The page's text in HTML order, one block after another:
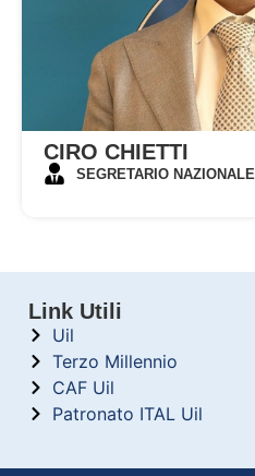
CIRO CHIETTI
SEGRETARIO NAZIONALE
Link Utili
Uil
Terzo Millennio
CAF Uil
Patronato ITAL Uil